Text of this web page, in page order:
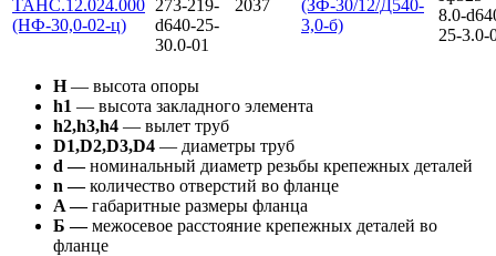
ТАНС.12.024.000
(НФ-30,0-02-ц)
273-219-
d640-25-
30.0-01
2037
(ЗФ-30/12/Д540-
3,0-б)
8.0-
25-3.0-
Н— высота опоры
h1 — высота закладного элемента
h2,h3,h4 — вылет труб
D1,D2,D3,D4 — диаметры труб
d —номинальный диаметр резьбы крепежных деталей
n —количество отверстий во фланце
A —габаритные размеры фланца
Б —межосевое расстояние крепежных деталей во
фланце